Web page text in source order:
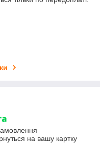
на вашу картку